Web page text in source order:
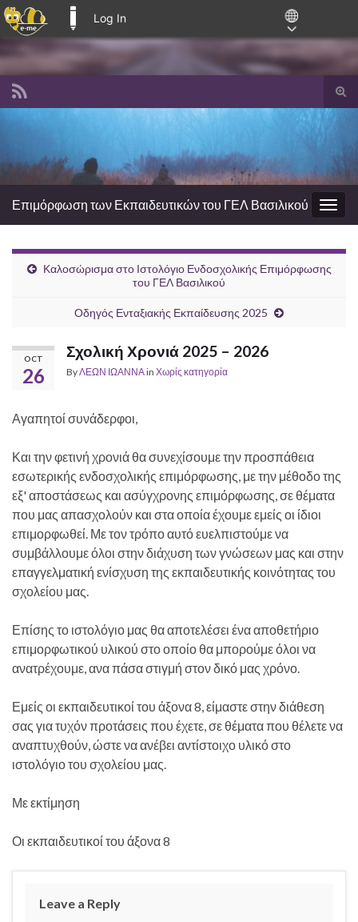
Log In
Επιμόρφωση των Εκπαιδευτικών του ΓΕΛ Βασιλικού
Καλοσώρισμα στο Ιστολόγιο Ενδοσχολικής Επιμόρφωσης
του ΓΕΛ Βασιλικού
Οδηγός Ενταξιακής Εκπαίδευσης 2025
OCT
26
Σχολική Χρονιά 2025 – 2026
ByΛΕΩΝ ΙΩΑΝΝΑin Χωρίς κατηγορία
Αγαπητοί συνάδερφοι,
Και την φετινή χρονιά θα συνεχίσουμε την προσπάθεια
εσωτερικής ενδοσχολικής επιμόρφωσης, με την μέθοδο της
εξ' αποστάσεως και ασύγχρονης επιμόρφωσης, σε θέματα
που μας απασχολούν και στα οποία έχουμε εμείς οι ίδιοι
επιμορφωθεί. Με τον τρόπο αυτό ευελπιστούμε να
συμβάλλουμε όλοι στην διάχυση των γνώσεων μας και στην
επαγγελματική ενίσχυση της εκπαιδευτικής κοινότητας του
σχολείου μας.
Επίσης το ιστολόγιο μας θα αποτελέσει ένα αποθετήριο
επιμορφωτικού υλικού στο οποίο θα μπορούμε όλοι να
ανατρέχουμε, ανα πάσα στιγμή στον δικό μας χρόνο.
Εμείς οι εκπαιδευτικοί του άξονα 8, είμαστε στην διάθεση
σας για τυχόν προτάσεις που έχετε, σε θέματα που θέλετε να
αναπτυχθούν, ώστε να ανέβει αντίστοιχο υλικό στο
ιστολόγιο του σχολείου μας.
Με εκτίμηση
Οι εκπαιδευτικοί του άξονα 8
Leave a Reply